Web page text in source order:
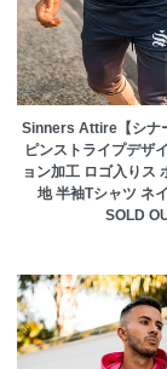
Sinners Attire【シナ
ピンストライプデザ
ョン加工 ロゴ入りス
地 半袖Tシャツ ネ
SOLD